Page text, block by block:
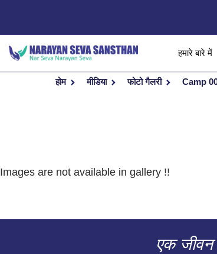
हमारे बारे में
होम मीडिया फोटो गैलरी Camp
Images are not available in gallery !!
एक जीवन